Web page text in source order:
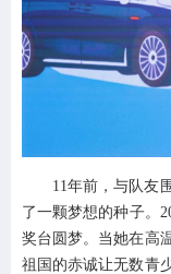
11年前，与队友
了一颗梦想的种子。
奖台圆梦。当她在高
祖国的赤诚让无数青